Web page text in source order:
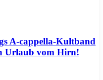
A-cappella-Kultband
Urlaub vom Hirn!